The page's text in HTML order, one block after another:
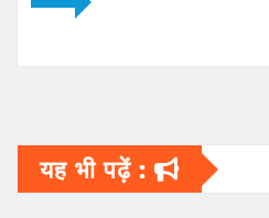
यह भी पढ़ें :